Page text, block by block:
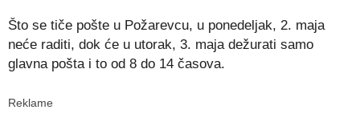
Što se tiče pošte u Požarevcu, u ponedeljak, 2. maja
neće raditi, dok će u utorak, 3. maja dežurati samo
glavna pošta i to od 8 do 14 časova.
Reklame